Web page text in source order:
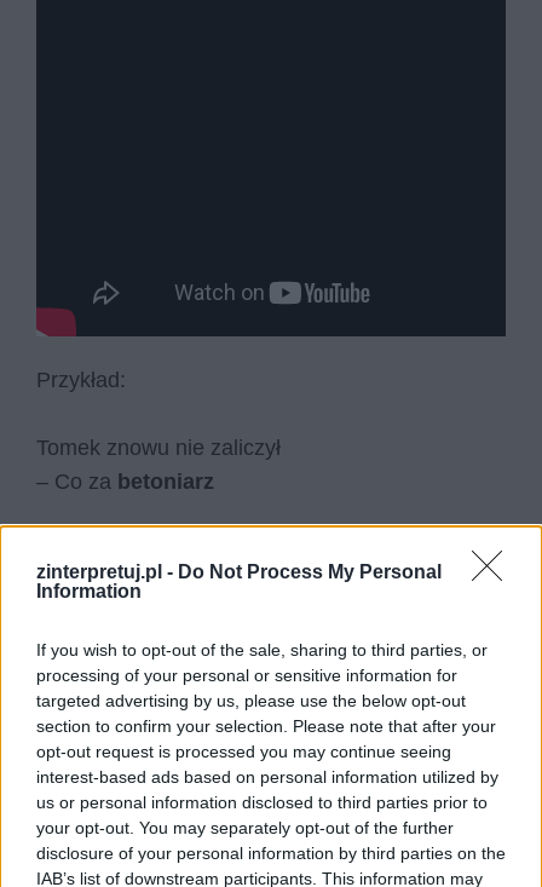
zinterpretuj.pl - Do Not Process My Personal
Information
If you wish to opt-out of the sale, sharing to third parties, or
processing of your personal or sensitive information for
targeted advertising by us, please use the below opt-out
section to confirm your selection. Please note that after your
opt-out request is processed you may continue seeing
interest-based ads based on personal information utilized by
us or personal information disclosed to third parties prior to
your opt-out. You may separately opt-out of the further
disclosure of your personal information by third parties on the
IAB’s list of downstream participants. This information may
Przykład:
Tomek znowu nie zaliczył
– Co za betoniarz
Softy – co to znaczy?
Sos – co to znaczy?
+1 – co to znaczy?
Kategorie
słownik
Problem dorastania i społecznej inicjacji
bohatera. Omów zagadnienie na podstawie
„Przedwiośnia” Stefana Żeromskiego. W swojej